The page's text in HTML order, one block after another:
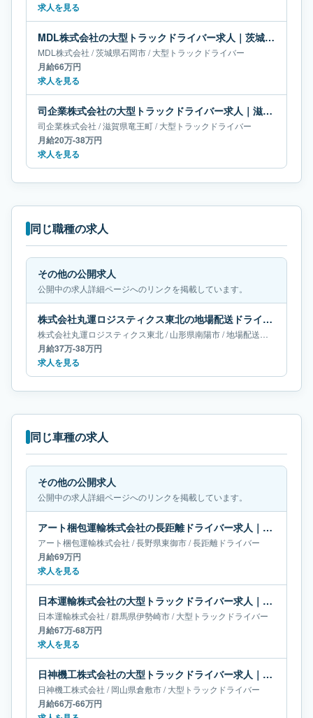
求人を見る
MDL株式会社の大型トラックドライバー求人｜茨城県石岡市｜月給66万円
MDL株式会社 /茨城県石岡市/大型トラックドライバー
月給66万円
求人を見る
司企業株式会社の大型トラックドライバー求人｜滋賀県竜王町｜月給20万-38万円
司企業株式会社 /滋賀県竜王町/大型トラックドライバー
月給20万-38万円
求人を見る
同じ職種の求人
その他の公開求人
公開中の求人詳細ページへのリンクを掲載しています。
株式会社丸運ロジスティクス東北の地場配送ドライバー求人｜山形県南陽市｜月給37万-38万円
株式会社丸運ロジスティクス東北/山形県南陽市/地場配送ドライバー
月給37万-38万円
求人を見る
同じ車種の求人
その他の公開求人
公開中の求人詳細ページへのリンクを掲載しています。
アート梱包運輸株式会社の長距離ドライバー求人｜長野県東御市｜月給69万円
アート梱包運輸株式会社 /長野県東御市/長距離ドライバー
月給69万円
求人を見る
日本運輸株式会社の大型トラックドライバー求人｜群馬県伊勢崎市｜月給67万-68万円
日本運輸株式会社 /群馬県伊勢崎市/大型トラックドライバー
月給67万-68万円
求人を見る
日神機工株式会社の大型トラックドライバー求人｜岡山県倉敷市｜月給66万-66万円
日神機工株式会社 /岡山県倉敷市/大型トラックドライバー
月給66万-66万円